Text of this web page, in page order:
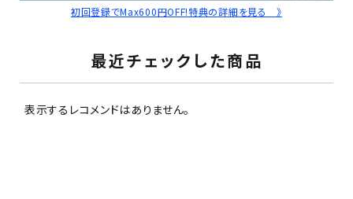
初回登録でMax600円OFF!特典の詳細を見る 》
最近チェックした商品
表示するレコメンドはありません。